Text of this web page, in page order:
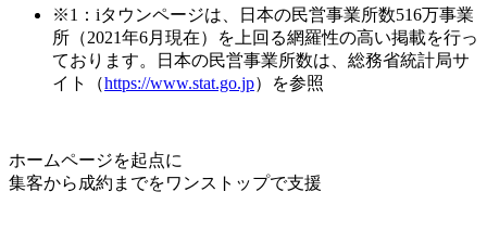
※1：iタウンページは、日本の民営事業所数516万事業
所（2021年6月現在）を上回る網羅性の高い掲載を行っ
ております。日本の民営事業所数は、総務省統計局サ
イト（https://www.stat.go.jp）を参照
ホームページを起点に
集客から成約までをワンストップで支援